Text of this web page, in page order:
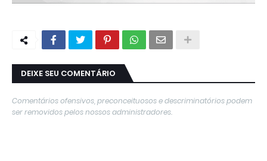
DEIXE SEU COMENTÁRIO
Comentários ofensivos, preconceituosos e descriminatórios podem
ser removidos pelos nossos administradores.